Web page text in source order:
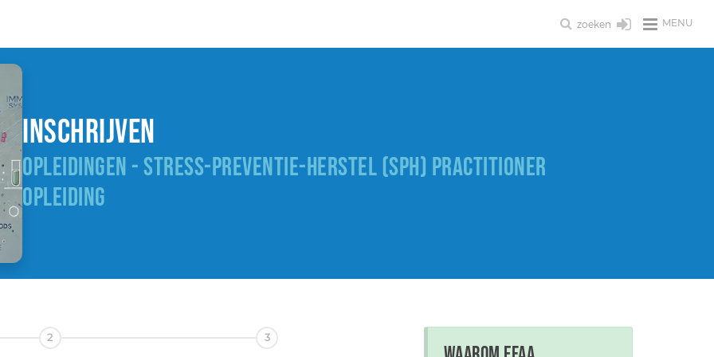
MENU
zoeken
Inschrijven
OPLEIDINGEN - STRESS-PREVENTIE-HERSTEL (SPH) PRACTITIONER
OPLEIDING
2 3